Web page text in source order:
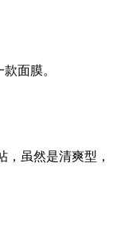
面膜。
虽然是清爽型，